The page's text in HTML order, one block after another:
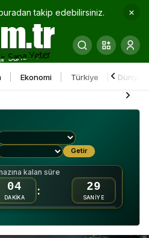
buradan takip edebilirsiniz.
Ekonomi Türkiye Dünya
Getir
kalan süre
04
DAKİKA
: 28
SANİYE
0 Paylaş